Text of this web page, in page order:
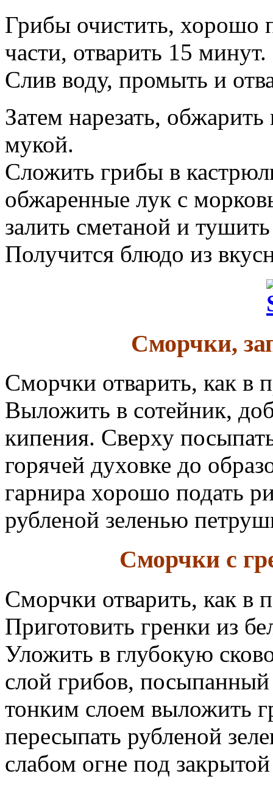
Грибы очистить, хорошо
части, отварить 15 минут.
Слив воду, промыть и
Затем нарезать,
мукой.
Сложить грибы в
обжаренные лук с
залить сметаной и
Получится блюдо из
Сморчки,
Сморчки отварить, как в
Выложить в сотейник,
кипения. Сверху
горячей духовке до
гарнира хорошо подать
рубленой зеленью
Сморчки с
Сморчки отварить, как в
Приготовить гренки из
Уложить в глубокую
слой грибов,
тонким слоем выложить
пересыпать рубленой
слабом огне под